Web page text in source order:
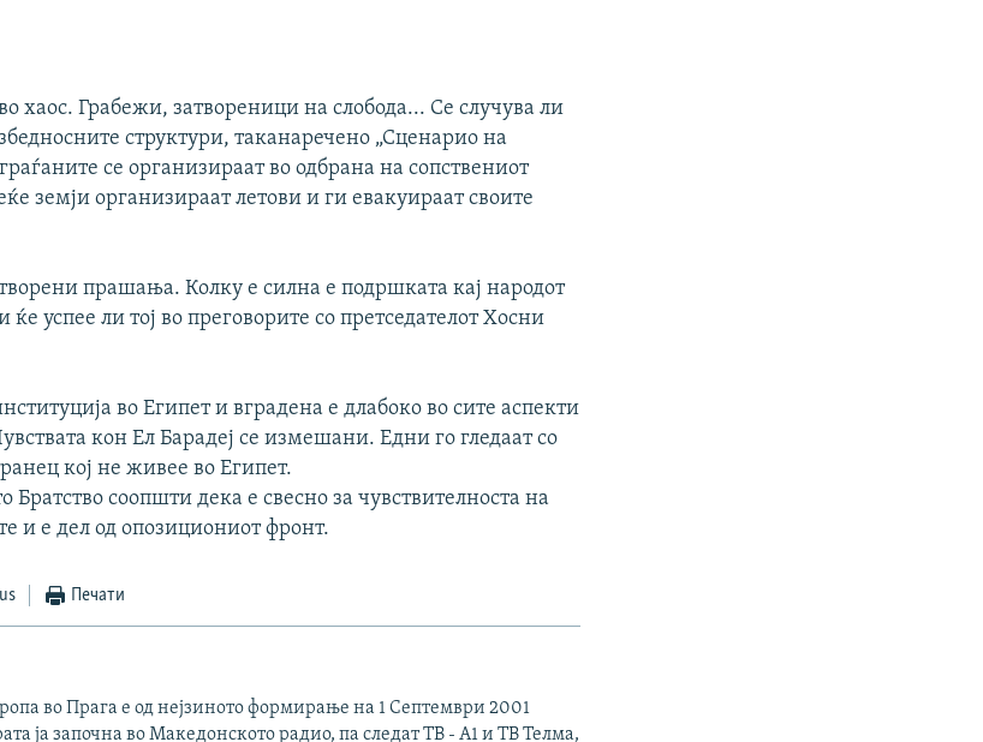
хаос. Грабежи, затвореници на слобода... Се случува ли
структури, таканаречено „Сценарио на
се организираат во одбрана на сопствениот
земји организираат летови и ги евакуираат своите
прашања. Колку е силна е подршката кај народот
успее ли тој во преговорите со претседателот Хосни
во Египет и вградена е длабоко во сите аспекти
кон Ел Барадеј се измешани. Едни го гледаат со
кој не живее во Египет.
соопшти дека е свесно за чувствителноста на
и е дел од опозициониот фронт.
Печати
во Прага е од нејзиното формирање на 1 Септември 2001
ја започна во Македонското радио, па следат ТВ - А1 и ТВ Телма,